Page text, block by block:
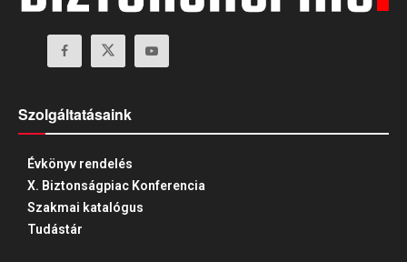
Szolgáltatásaink
Évkönyv rendelés
X. Biztonságpiac Konferencia
Szakmai katalógus
Tudástár